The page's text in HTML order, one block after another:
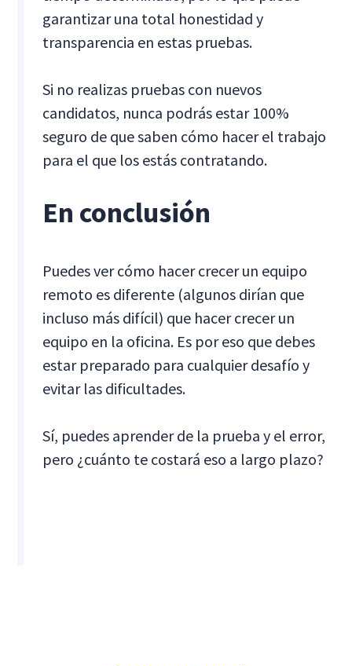
garantizar una total honestidad y
transparencia en estas pruebas.
Si no realizas pruebas con nuevos
candidatos, nunca podrás estar 100%
seguro de que saben cómo hacer el trabajo
para el que los estás contratando.
En conclusión
Puedes ver cómo hacer crecer un equipo
remoto es diferente (algunos dirían que
incluso más difícil) que hacer crecer un
equipo en la oficina. Es por eso que debes
estar preparado para cualquier desafío y
evitar las dificultades.
Sí, puedes aprender de la prueba y el error,
pero ¿cuánto te costará eso a largo plazo?